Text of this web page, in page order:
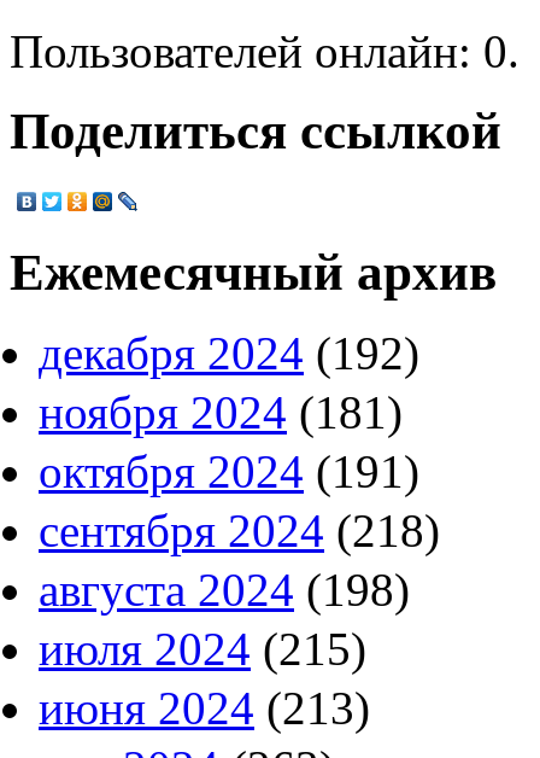
Пользователей онлайн: 0.
Поделиться ссылкой
Ежемесячный архив
декабря 2024 (192)
ноября 2024 (181)
октября 2024 (191)
сентября 2024 (218)
августа 2024 (198)
июля 2024 (215)
июня 2024 (213)